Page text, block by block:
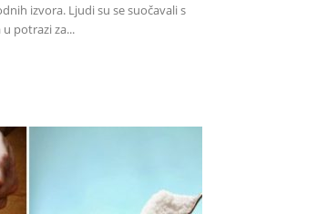
izvora. Ljudi su se suočavali s
potrazi za...